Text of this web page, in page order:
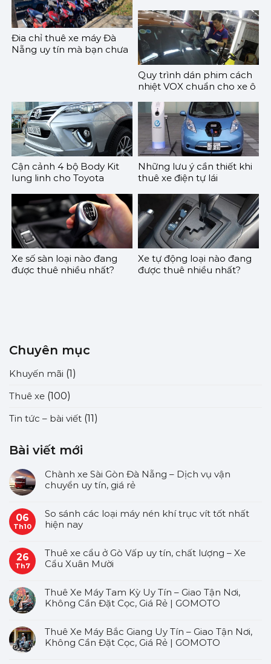
Đia chỉ thuê xe máy Đà
Nẵng uy tín mà bạn chưa
Quy trình dán phim cách
nhiệt VOX chuẩn cho xe ô
Cận cảnh 4 bộ Body Kit
lung linh cho Toyota
Những lưu ý cần thiết khi
thuê xe điện tự lái
Xe số sàn loại nào đang
được thuê nhiều nhất?
Xe tự động loại nào đang
được thuê nhiều nhất?
Chuyên mục
Khuyến mãi (1)
Thuê xe (100)
Tin tức – bài viết (11)
Bài viết mới
Chành xe Sài Gòn Đà Nẵng – Dịch vụ vận
chuyển uy tín, giá rẻ
06
Th10
So sánh các loại máy nén khí trục vít tốt nhất
hiện nay
26
Th7
Thuê xe cẩu ở Gò Vấp uy tín, chất lượng – Xe
Cẩu Xuân Mười
Thuê Xe Máy Tam Kỳ Uy Tín – Giao Tận Nơi,
Không Cần Đặt Cọc, Giá Rẻ | GOMOTO
Thuê Xe Máy Bắc Giang Uy Tín – Giao Tận Nơi,
Không Cần Đặt Cọc, Giá Rẻ | GOMOTO